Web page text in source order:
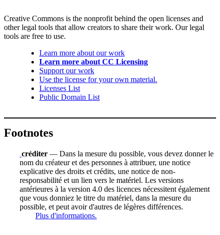
Creative Commons is the nonprofit behind the open licenses and
other legal tools that allow creators to share their work. Our legal
tools are free to use.
Learn more about our work
Learn more about CC Licensing
Support our work
Use the license for your own material.
Licenses List
Public Domain List
Footnotes
créditer — Dans la mesure du possible, vous devez donner le
nom du créateur et des personnes à attribuer, une notice
explicative des droits et crédits, une notice de non-
responsabilité et un lien vers le matériel. Les versions
antérieures à la version 4.0 des licences nécessitent également
que vous donniez le titre du matériel, dans la mesure du
possible, et peut avoir d'autres de légères différences.
Plus d'informations.